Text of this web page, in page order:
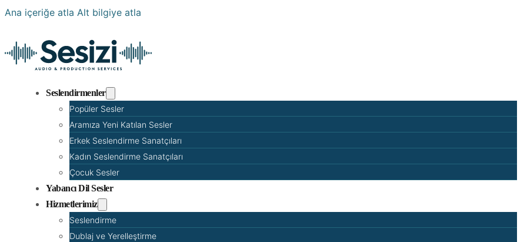
Ana içeriğe atla Alt bilgiye atla
Seslendirmenler
Popüler Sesler
Aramıza Yeni Katılan Sesler
Erkek Seslendirme Sanatçıları
Kadın Seslendirme Sanatçıları
Çocuk Sesler
Yabancı Dil Sesler
Hizmetlerimiz
Seslendirme
Dublaj ve Yerelleştirme